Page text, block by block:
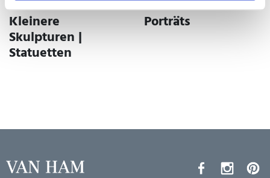
Kleinere
Skulpturen |
Statuetten
Porträts